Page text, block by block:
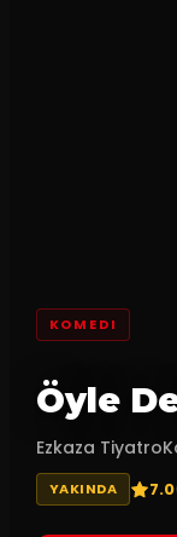
KOMEDI
Öyle
Ezkaza
YAKINDA 7.0